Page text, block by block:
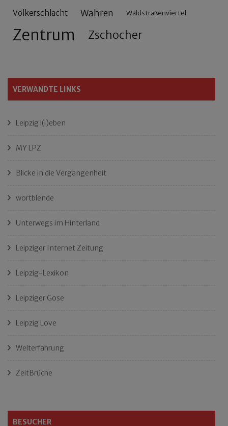
Völkerschlacht Wahren Waldstraßenviertel
Zentrum Zschocher
VERWANDTE LINKS
Leipzig l(i)eben
MY LPZ
Blicke in die Vergangenheit
wortblende
Unterwegs im Hinterland
Leipziger Internet Zeitung
Leipzig-Lexikon
Leipziger Gose
Leipzig Love
Welterfahrung
ZeitBrüche
BESUCHER